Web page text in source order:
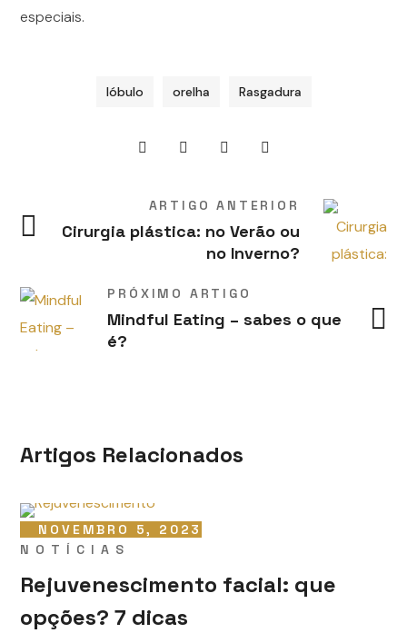
especiais.
lóbulo orelha Rasgadura
ARTIGO ANTERIOR
Cirurgia plástica: no Verão ou
no Inverno?
PRÓXIMO ARTIGO
Mindful Eating – sabes o que
é?
Artigos Relacionados
NOVEMBRO 5, 2023
NOTÍCIAS
Rejuvenescimento facial: que
opções? 7 dicas